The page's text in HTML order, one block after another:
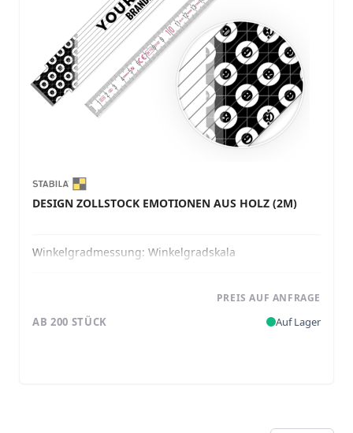
DESIGN ZOLLSTOCK EMOTIONEN AUS HOLZ (2M)
Winkelgradmessung: Winkelgradskala
PREIS AUF ANFRAGE
AB 200 STÜCK Auf Lager